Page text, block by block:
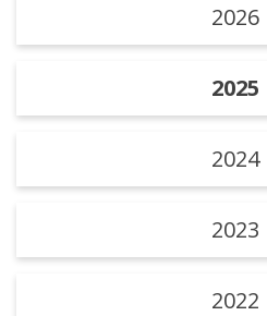
2026
2025
2024
2023
2022